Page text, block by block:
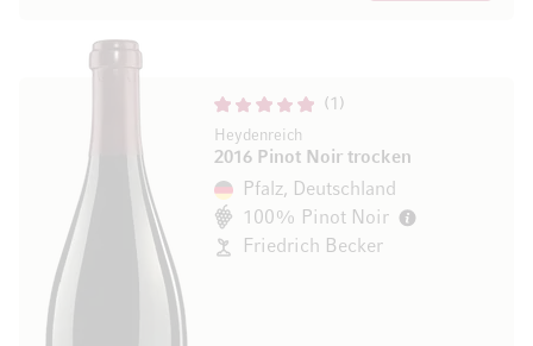
1
Heydenreich
2016 Pinot Noir trocken
Pfalz, Deutschland
100% Pinot Noir
Friedrich Becker